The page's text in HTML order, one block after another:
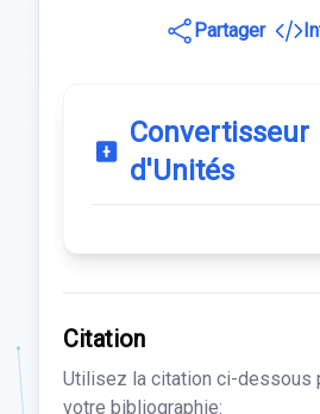
Partager
Convertisseur
d'Unités
Citation
Utilisez la citation ci-dessous
votre bibliographie: